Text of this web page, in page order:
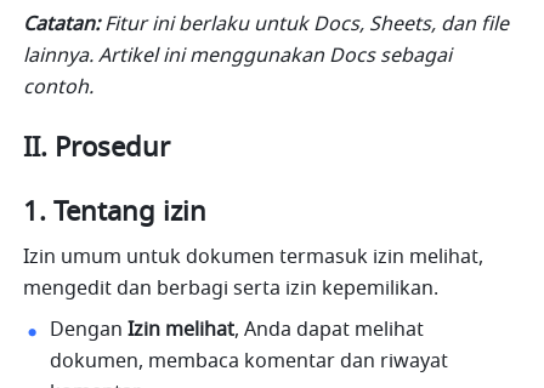
Catatan: Fitur ini berlaku untuk Docs, Sheets, dan file
lainnya. Artikel ini menggunakan Docs sebagai
contoh.
II. Prosedur
Tentang izin
Izin umum untuk dokumen termasuk izin melihat,
mengedit dan berbagi serta izin kepemilikan.
Dengan Izin melihat, Anda dapat melihat
dokumen, membaca komentar dan riwayat